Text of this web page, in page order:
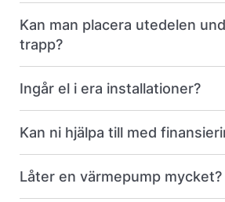
Kan man placera utedelen
trapp?
Ingår el i era installationer?
Kan ni hjälpa till med
Låter en värmepump mycket?